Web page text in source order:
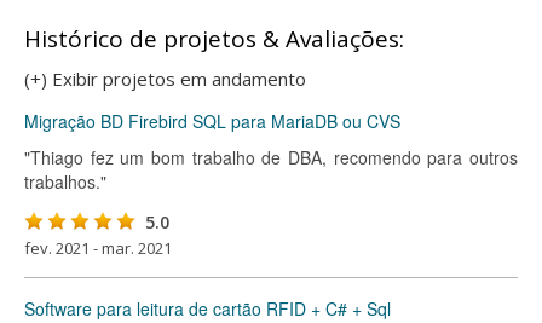
Histórico de projetos & Avaliações:
(+) Exibir projetos em andamento
Migração BD Firebird SQL para MariaDB ou CVS
"Thiago fez um bom trabalho de DBA, recomendo para outros
trabalhos."
5.0
fev. 2021 - mar. 2021
Software para leitura de cartão RFID + C# + Sql